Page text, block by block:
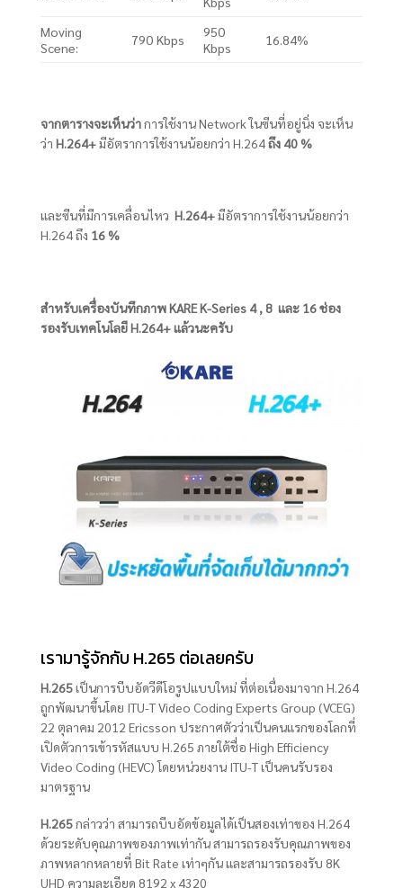
Moving
Scene:
790 Kbps
950
Kbps
16.84%
จากตารางจะเห็นว่าการใช้งาน Network ในซีนที่อยู่นิ่ง จะเห็น
ว่า H.264+มีอัตราการใช้งานน้อยกว่า H.264ถึง 40 %
และซีนที่มีการเคลื่อนไหว H.264+มีอัตราการใช้งานน้อยกว่า
H.264 ถึง 16 %
สำหรับเครื่องบันทึกภาพ KARE K-Series 4 , 8 และ 16 ช่อง
รองรับเทคโนโลยี H.264+ แล้วนะครับ
เรามารู้จักกับ H.265 ต่อเลยครับ
H.265เป็นการบีบอัดวีดีโอรูปแบบใหม่ ที่ต่อเนื่องมาจาก H.264
ถูกพัฒนาขึ้นโดย ITU-T Video Coding Experts Group (VCEG)
22 ตุลาคม 2012 Ericsson ประกาศตัวว่าเป็นคนแรกของโลกที่
เปิดตัวการเข้ารหัสแบบ H.265 ภายใต้ชื่อ High Efficiency
Video Coding (HEVC) โดยหน่วยงาน ITU-T เป็นคนรับรอง
มาตรฐาน
H.265กล่าวว่า สามารถบีบอัดข้อมูลได้เป็นสองเท่าของ H.264
ด้วยระดับคุณภาพของภาพเท่ากัน สามารถรองรับคุณภาพของ
ภาพหลากหลายที่ Bit Rate เท่าๆกัน และสามารถรองรับ 8K
UHD ความละเอียด 8192 x 4320